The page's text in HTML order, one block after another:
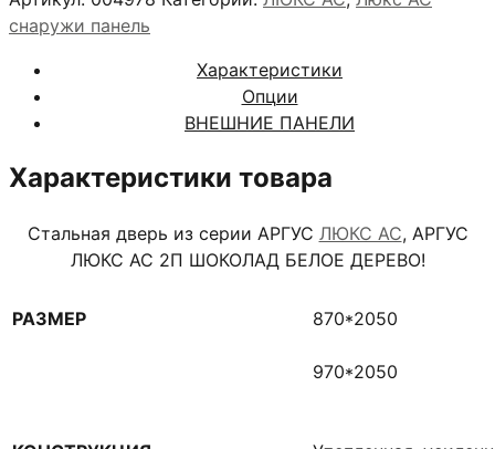
АС
ШОКОЛАД
БЕЛОЕ
ДЕРЕВО
снаружи панель
Характеристики
Опции
ВНЕШНИЕ ПАНЕЛИ
Характеристики товара
Стальная дверь из серии АРГУС ЛЮКС АС, АРГУС
ЛЮКС АС 2П ШОКОЛАД БЕЛОЕ ДЕРЕВО!
РАЗМЕР 870*2050
970*2050